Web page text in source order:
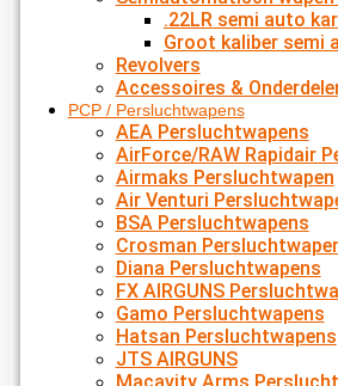
.22LR semi auto
Groot kaliber semi
Revolvers
Accessoires &
PCP / Persluchtwapens
AEA Persluchtwapens
AirForce/RAW Rapidair
Airmaks Persluchtwapen
Air Venturi
BSA Persluchtwapens
Crosman
Diana Persluchtwapens
FX AIRGUNS
Gamo Persluchtwapens
Hatsan Persluchtwapens
JTS AIRGUNS